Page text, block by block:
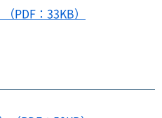
PDF：33KB）